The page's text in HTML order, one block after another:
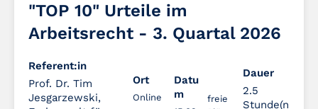
"TOP 10" Urteile im
Arbeitsrecht - 3. Quartal 2026
Referent:in
Prof. Dr. Tim
Jesgarzewski,
Ort
Online
Datu
m
freie
Dauer
2.5
Stunde(n